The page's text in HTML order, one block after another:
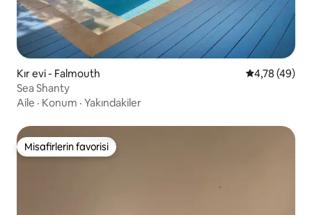
Kır evi - Falmouth 5 üzerinden
4,78 (49)
Sea Shanty
Aile · Konum · Yakındakiler
Misafirlerin favorisi
Misafirlerin favorisi